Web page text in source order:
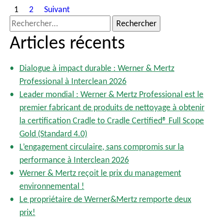
P
a
g
i
a
i
o
s
u
l
i
1 2
Suivant
R
e
c
Articles récents
Dialogue à impact durable : Werner & Mertz
Professional à Interclean 2026
Leader mondial : Werner & Mertz Professional est le
premier fabricant de produits de nettoyage à obtenir
la certification Cradle to Cradle Certified® Full Scope
Gold (Standard 4.0)
L’engagement circulaire, sans compromis sur la
performance à Interclean 2026
Werner & Mertz reçoit le prix du management
environnemental !
Le propriétaire de Werner&Mertz remporte deux
prix!